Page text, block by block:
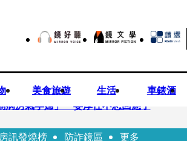
美食旅遊 生活 車錶酒
病房氣孕婦」 姜厚任不忍回應了
房訊發燒榜 防詐鏡區 更多